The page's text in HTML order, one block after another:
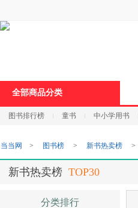
全部商品分类
图书排行榜 童书 中小学用书
当当网 > 图书榜 > 新书热卖榜 >
新书热卖榜 TOP30
分类排行
口
页
加